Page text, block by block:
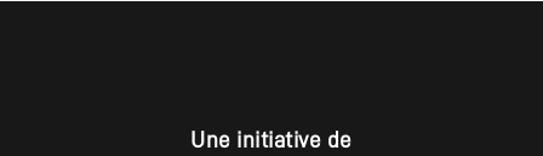
Une initiative de